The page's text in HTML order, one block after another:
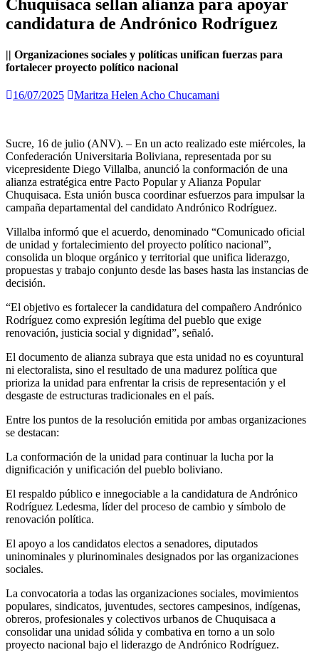
Chuquisaca sellan alianza para apoyar
candidatura de Andrónico Rodríguez
|| Organizaciones sociales y políticas unifican fuerzas para
fortalecer proyecto político nacional
16/07/2025 Maritza Helen Acho Chucamani
Sucre, 16 de julio (ANV). – En un acto realizado este miércoles, la
Confederación Universitaria Boliviana, representada por su
vicepresidente Diego Villalba, anunció la conformación de una
alianza estratégica entre Pacto Popular y Alianza Popular
Chuquisaca. Esta unión busca coordinar esfuerzos para impulsar la
campaña departamental del candidato Andrónico Rodríguez.
Villalba informó que el acuerdo, denominado “Comunicado oficial
de unidad y fortalecimiento del proyecto político nacional”,
consolida un bloque orgánico y territorial que unifica liderazgo,
propuestas y trabajo conjunto desde las bases hasta las instancias de
decisión.
“El objetivo es fortalecer la candidatura del compañero Andrónico
Rodríguez como expresión legítima del pueblo que exige
renovación, justicia social y dignidad”, señaló.
El documento de alianza subraya que esta unidad no es coyuntural
ni electoralista, sino el resultado de una madurez política que
prioriza la unidad para enfrentar la crisis de representación y el
desgaste de estructuras tradicionales en el país.
Entre los puntos de la resolución emitida por ambas organizaciones
se destacan:
La conformación de la unidad para continuar la lucha por la
dignificación y unificación del pueblo boliviano.
El respaldo público e innegociable a la candidatura de Andrónico
Rodríguez Ledesma, líder del proceso de cambio y símbolo de
renovación política.
El apoyo a los candidatos electos a senadores, diputados
uninominales y plurinominales designados por las organizaciones
sociales.
La convocatoria a todas las organizaciones sociales, movimientos
populares, sindicatos, juventudes, sectores campesinos, indígenas,
obreros, profesionales y colectivos urbanos de Chuquisaca a
consolidar una unidad sólida y combativa en torno a un solo
proyecto nacional bajo el liderazgo de Andrónico Rodríguez.